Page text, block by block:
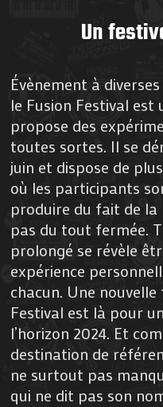
Un
Évènement à
le Fusion Festival
propose des
toutes sortes. Il se
juin et dispose de
où les participants
produire du fait de la
pas du tout fermée.
prolongé se révèle
expérience
chacun. Une
Festival est là pour
l’horizon 2024. Et
destination de
ne surtout pas
qui ne dit pas son